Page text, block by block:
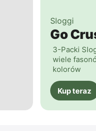
Sloggi
Go
3-Packi
wiele
kolorów
Kup teraz